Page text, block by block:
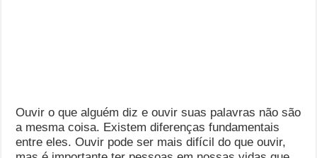
Ouvir o que alguém diz e ouvir suas palavras não são
a mesma coisa. Existem diferenças fundamentais
entre eles. Ouvir pode ser mais difícil do que ouvir,